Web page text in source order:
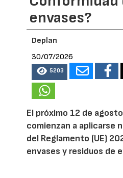
envases?
Deplan
30/07/2026
5203
El próximo 12 de
comienzan a aplicarse
del Reglamento (UE)
envases y residuos de